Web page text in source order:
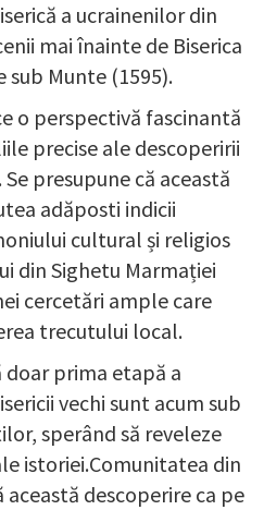
a ucrainenilor din
mai înainte de Biserica
sub Munte (1595).
o perspectivă fascinantă
precise ale descoperirii
presupune că această
adăposti indicii
cultural și religios
din Sighetu Marmației
cercetări ample care
trecutului local.
doar prima etapă a
vechi sunt acum sub
sperând să reveleze
istoriei.Comunitatea din
această descoperire ca pe